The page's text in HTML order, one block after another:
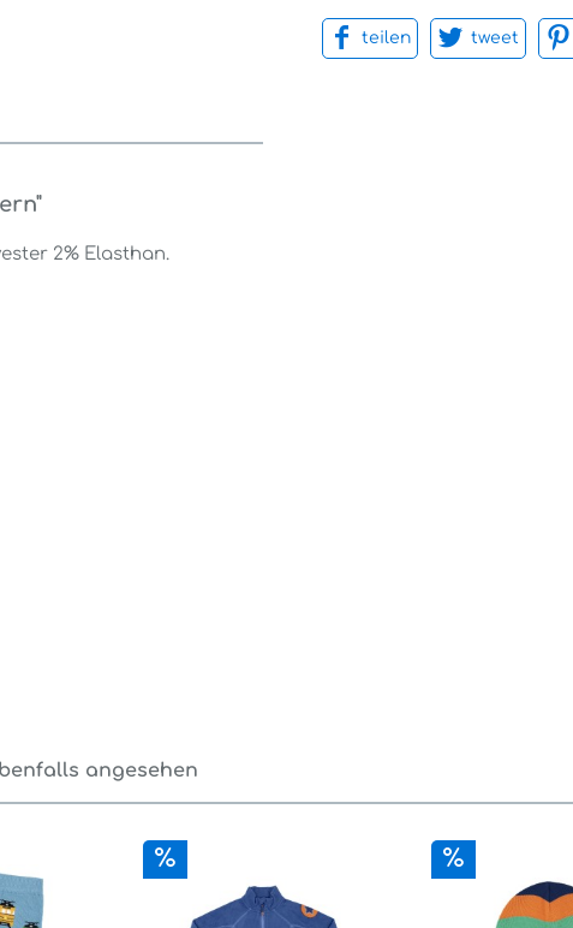
teilen tweet
2% Elasthan.
angesehen